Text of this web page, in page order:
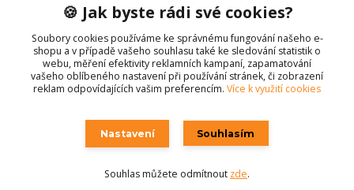
+420 777 107 335
(Po-Pá, 8-16 hod.)
obchod@hudebnivseznalek.cz
Vytvořeno na Eshop-rychle.cz
🍪 Jak byste rádi své cookies?
Soubory cookies používáme ke správnému fungování našeho e-
shopu a v případě vašeho souhlasu také ke sledování statistik o
webu, měření efektivity reklamních kampaní, zapamatování
vašeho oblíbeného nastavení při používání stránek, či zobrazení
reklam odpovídajících vašim preferencím. Více k využití cookies
Nastavení Souhlasím
Souhlas můžete odmítnout zde.